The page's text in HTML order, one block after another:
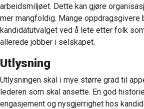
arbeidsmiljøet. Dette kan gjøre
mer mangfoldig. Mange oppdragsgivere
kandidatutvalget ved å lete etter folk
allerede jobber i selskapet.
Utlysning
Utlysningen skal i mye større grad til
lederen som skal ansette. En god
engasjement og nysgjerrighet hos